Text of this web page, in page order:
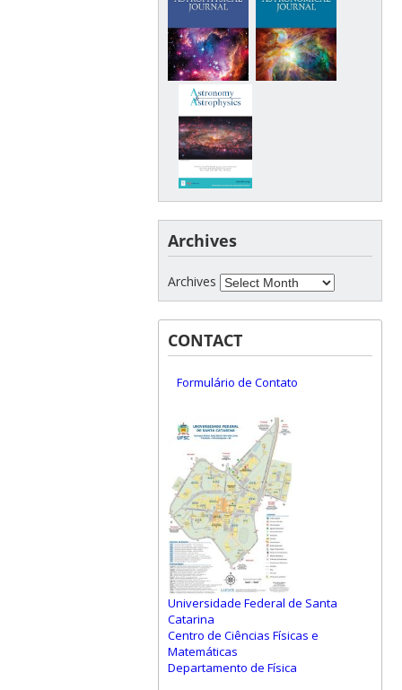
Archives
Archives
CONTACT
Formulário de Contato
Universidade Federal de Santa
Catarina
Centro de Ciências Físicas e
Matemáticas
Departamento de Física